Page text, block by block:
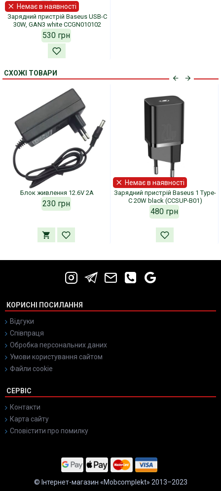
Немає в наявності
Зарядний пристрій Baseus USB-C
30W, GAN3 white CCGN010102
530 грн
СХОЖІ ТОВАРИ
Блок живлення 12.6V 2A
230 грн
Немає в наявності
Зарядний пристрій Baseus 1 Type-
C 20W black (CCSUP-B01)
480 грн
КОРИСНІ ПОСИЛАННЯ
Відгуки
Співпраця
Обробка персональних даних
Умови користування сайтом
Файли cookie
СЕРВІС
Контакти
Карта сайту
Сповістити про помилку
© Інтернет-магазин «Mobcomplekt» 2013–2023